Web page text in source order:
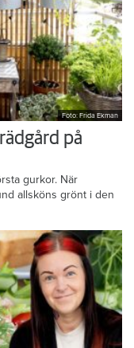
Foto: Frida Ekman
på
gurkor. När
allsköns grönt i den